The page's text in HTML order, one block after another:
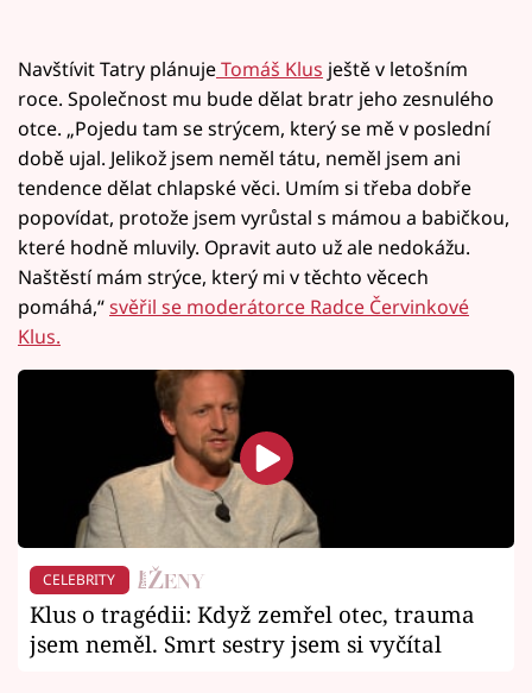
Navštívit Tatry plánujeTomáš Klus ještě v letošním
roce. Společnost mu bude dělat bratr jeho zesnulého
otce. „Pojedu tam se strýcem, který se mě v poslední
době ujal. Jelikož jsem neměl tátu, neměl jsem ani
tendence dělat chlapské věci. Umím si třeba dobře
popovídat, protože jsem vyrůstal s mámou a babičkou,
které hodně mluvily. Opravit auto už ale nedokážu.
Naštěstí mám strýce, který mi v těchto věcech
pomáhá,“svěřil se moderátorce Radce Červinkové
Klus.
CELEBRITY
Klus o tragédii: Když zemřel otec, trauma
jsem neměl. Smrt sestry jsem si vyčítal